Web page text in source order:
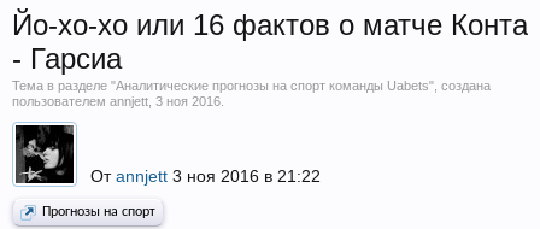
Йо-хо-хо или 16 фактов о матче Конта
- Гарсиа
Тема в разделе "Аналитические прогнозы на спорт команды Uabets", создана
пользователем annjett 3 ноя 2016
От annjett 3 ноя 2016 в 21:22
Прогнозы на спорт